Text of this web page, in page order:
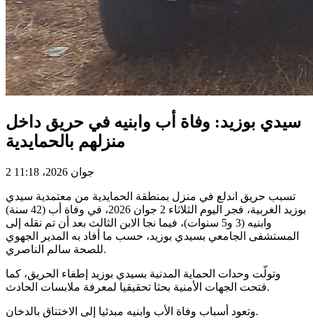
سيدي بوزيد: وفاة أب وابنيه في حريق داخل
منزلهم بالحمايدية
2 جوان 2026، 11:18
تسبب حريق اندلع في منزل بمنطقة الحمايدية من معتمدية سيدي
بوزيد الغربية، فجر اليوم الثلاثاء 2 جوان 2026، في وفاة أب (42 سنة)
وابنيه (3 و5 سنوات)، فيما نجا الابن الثالث بعد أن تم نقله إلى
المستشفى الجامعي بسيدي بوزيد، حسب ما أفاد به المدير الجهوي
للصحة سالم الناصري.
وتولّت وحدات الحماية المدنية بسيدي بوزيد إطفاء الحريق، كما
فتحت الجهات الأمنية بحثا تحقيقيا لمعرفة ملابسات الحادث.
وتعود أسباب وفاة الأب وابنيه مبدئيا إلى الاختناق بالدخان.